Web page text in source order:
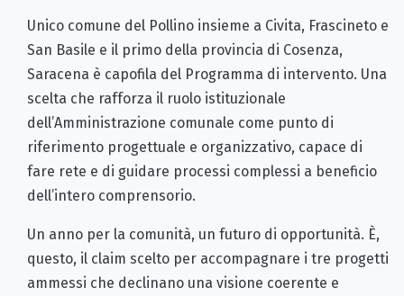
Unico comune del Pollino insieme a Civita, Frascineto e
San Basile e il primo della provincia di Cosenza,
Saracena è capofila del Programma di intervento. Una
scelta che rafforza il ruolo istituzionale
dell’Amministrazione comunale come punto di
riferimento progettuale e organizzativo, capace di
fare rete e di guidare processi complessi a beneficio
dell’intero comprensorio.
Un anno per la comunità, un futuro di opportunità. È,
questo, il claim scelto per accompagnare i tre progetti
ammessi che declinano una visione coerente e